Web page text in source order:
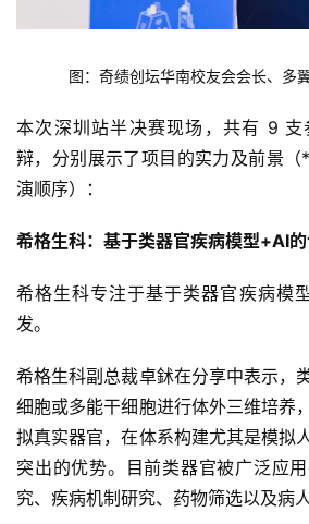
图：奇绩创坛华南校友会会长、多
本次深圳站半决赛现场，共有 9 支
辩，分别展示了项目的实力及前景
演顺序）：
希格生科：基于类器官疾病模型+AI
希格生科专注于基于类器官疾病模
发。
希格生科副总裁卓鉥在分享中表示，
细胞或多能干细胞进行体外三维培养
拟真实器官，在体系构建尤其是模拟
突出的优势。目前类器官被广泛应
究、疾病机制研究、药物筛选以及病